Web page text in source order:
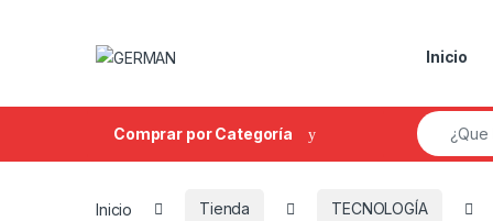
Inicio
Comprar por Categoría
Search for:
Inicio Tienda TECNOLOGÍA